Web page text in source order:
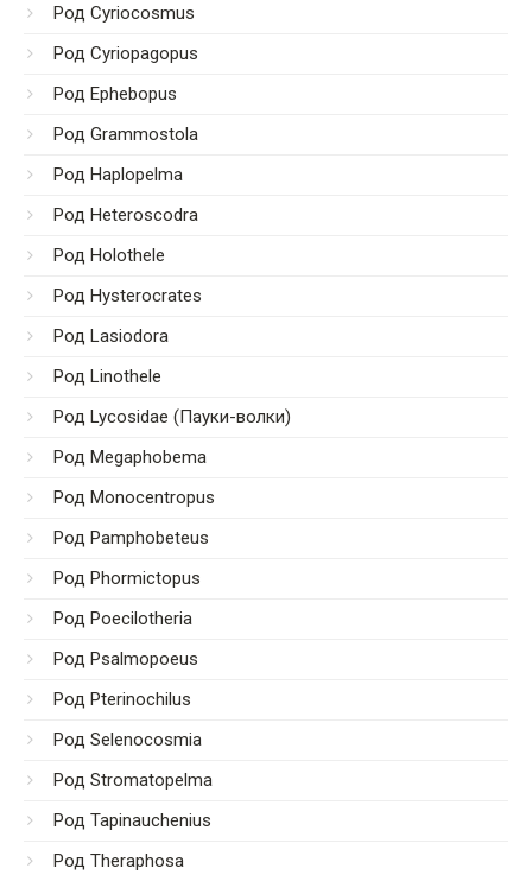
Род Cyriocosmus
Род Cyriopagopus
Род Ephebopus
Род Grammostola
Род Haplopelma
Род Heteroscodra
Род Holothele
Род Hysterocrates
Род Lasiodora
Род Linothele
Род Lycosidae (Пауки-волки)
Род Megaphobema
Род Monocentropus
Род Pamphobeteus
Род Phormictopus
Род Poecilotheria
Род Psalmopoeus
Род Pterinochilus
Род Selenocosmia
Род Stromatopelma
Род Tapinauchenius
Род Theraphosa